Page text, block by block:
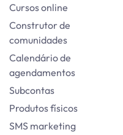
Cursos online
Construtor de
comunidades
Calendário de
agendamentos
Subcontas
Produtos físicos
SMS marketing